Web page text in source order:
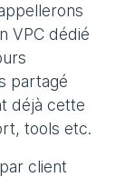
VPC dédié
partagé
déjà cette
tools etc.
client